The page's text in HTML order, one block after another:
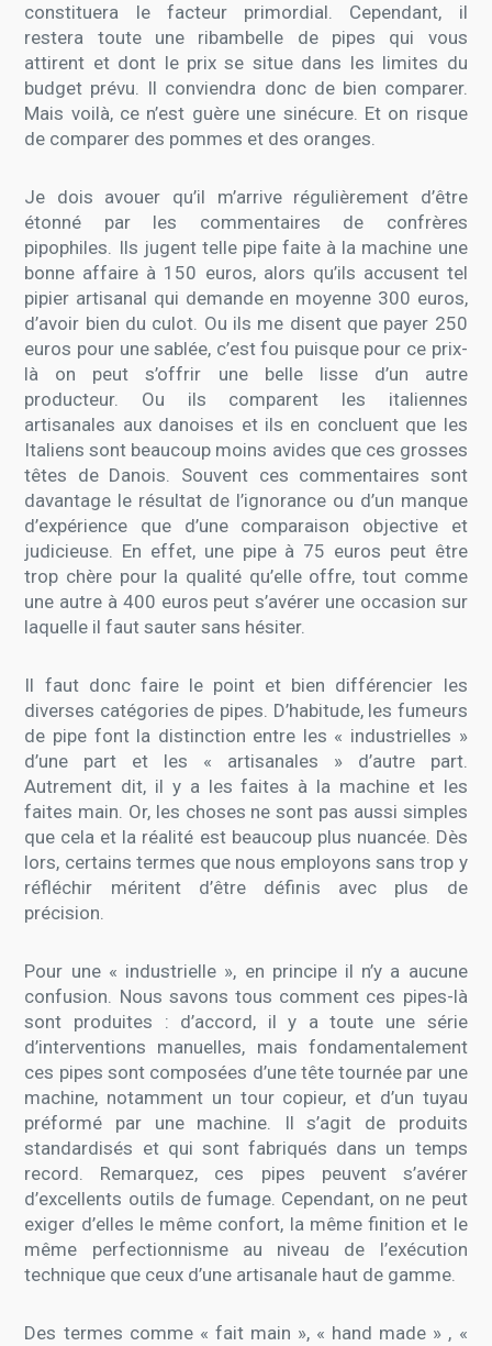
constituera le facteur primordial. Cependant, il
restera toute une ribambelle de pipes qui vous
attirent et dont le prix se situe dans les limites du
budget prévu. Il conviendra donc de bien comparer.
Mais voilà, ce n’est guère une sinécure. Et on risque
de comparer des pommes et des oranges.
Je dois avouer qu’il m’arrive régulièrement d’être
étonné par les commentaires de confrères
pipophiles. Ils jugent telle pipe faite à la machine une
bonne affaire à 150 euros, alors qu’ils accusent tel
pipier artisanal qui demande en moyenne 300 euros,
d’avoir bien du culot. Ou ils me disent que payer 250
euros pour une sablée, c’est fou puisque pour ce prix-
là on peut s’offrir une belle lisse d’un autre
producteur. Ou ils comparent les italiennes
artisanales aux danoises et ils en concluent que les
Italiens sont beaucoup moins avides que ces grosses
têtes de Danois. Souvent ces commentaires sont
davantage le résultat de l’ignorance ou d’un manque
d’expérience que d’une comparaison objective et
judicieuse. En effet, une pipe à 75 euros peut être
trop chère pour la qualité qu’elle offre, tout comme
une autre à 400 euros peut s’avérer une occasion sur
laquelle il faut sauter sans hésiter.
Il faut donc faire le point et bien différencier les
diverses catégories de pipes. D’habitude, les fumeurs
de pipe font la distinction entre les « industrielles »
d’une part et les « artisanales » d’autre part.
Autrement dit, il y a les faites à la machine et les
faites main. Or, les choses ne sont pas aussi simples
que cela et la réalité est beaucoup plus nuancée. Dès
lors, certains termes que nous employons sans trop y
réfléchir méritent d’être définis avec plus de
précision.
Pour une « industrielle », en principe il n’y a aucune
confusion. Nous savons tous comment ces pipes-là
sont produites : d’accord, il y a toute une série
d’interventions manuelles, mais fondamentalement
ces pipes sont composées d’une tête tournée par une
machine, notamment un tour copieur, et d’un tuyau
préformé par une machine. Il s’agit de produits
standardisés et qui sont fabriqués dans un temps
record. Remarquez, ces pipes peuvent s’avérer
d’excellents outils de fumage. Cependant, on ne peut
exiger d’elles le même confort, la même finition et le
même perfectionnisme au niveau de l’exécution
technique que ceux d’une artisanale haut de gamme.
Des termes comme « fait main », « hand made » , «